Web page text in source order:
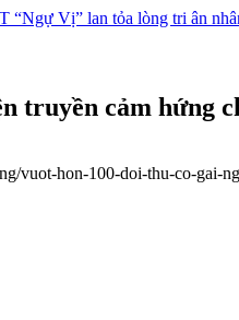
Ân” Chiến dịch Mùa Hè
truyền cảm hứng
vuot-hon-100-doi-thu-co-gai-